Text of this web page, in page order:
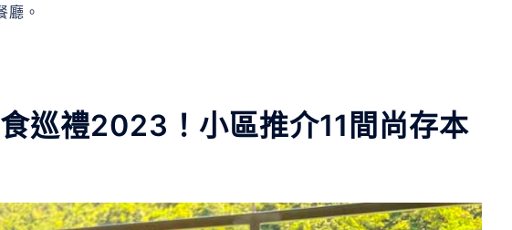
廳。
巡禮2023！小區推介11間尚存本